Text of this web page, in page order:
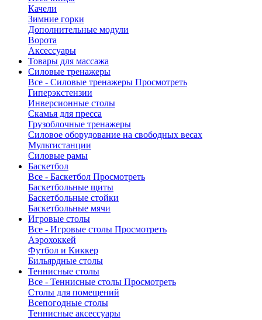
Качели
Зимние горки
Дополнительные модули
Ворота
Аксессуары
Товары для массажа
Силовые тренажеры
Все - Силовые тренажеры Просмотреть
Гиперэкстензии
Инверсионные столы
Скамья для пресса
Грузоблочные тренажеры
Силовое оборудование на свободных весах
Мультистанции
Силовые рамы
Баскетбол
Все - Баскетбол Просмотреть
Баскетбольные щиты
Баскетбольные стойки
Баскетбольные мячи
Игровые столы
Все - Игровые столы Просмотреть
Аэрохоккей
Футбол и Киккер
Бильярдные столы
Теннисные столы
Все - Теннисные столы Просмотреть
Столы для помещений
Всепогодные столы
Теннисные аксессуары